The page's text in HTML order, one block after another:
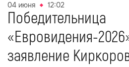
04 июня 12:02
Победительница
«Евровидения-
заявление